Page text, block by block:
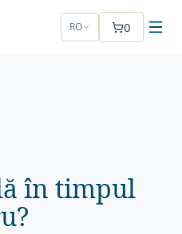
RO 0
în timpul